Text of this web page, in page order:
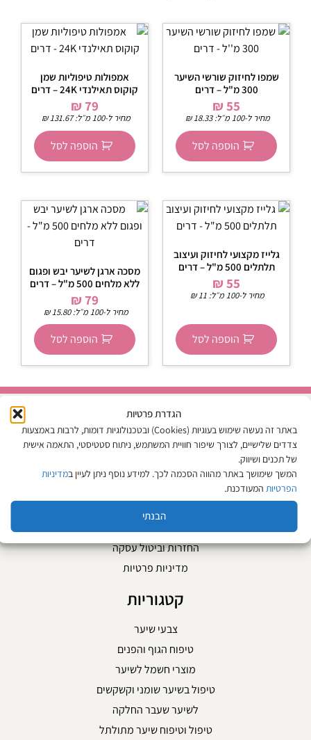
הגדרת פרטיות
באתר זה נעשה שימוש בעוגיות (Cookies) ובטכנולוגיות דומות, לרבות באמצעות
צדדים שלישיים, לצורך שיפור חוויית המשתמש, ניתוח סטטיסטי, התאמה אישית
של תכנים ושיווק.
המשך שימושך באתר מהווה הסכמה לכך. למידע נוסף ניתן לעיין במדיניות
הפרטיותהמעודכנת.
הבנתי
שמפו לחיזוק שורשי השיער
300 מ"ל – דרים
₪55
מחיר ל-100 מ״ל: ₪18.33
הוספה לסל
אמפולות טיפוליות שמן
קוקוס תאילנדי 24K – דרים
₪ 79
מחיר ל-100 מ״ל: ₪131.67
הוספה לסל
גלייז מקצועי לחיזוק ועיצוב
תלתלים 500 מ"ל – דרים
₪55
מחיר ל-100 מ״ל: ₪11
הוספה לסל
מסכה ארגן לשיער יבש ופגום
ללא מלחים 500 מ"ל – דרים
₪ 79
מחיר ל-100 מ״ל: ₪15.80
הוספה לסל
מפת האתר
אודות
החזרות וביטול עסקה
מדיניות פרטיות
קטגוריות
צבעי שיער
טיפוח הגוף והפנים
מוצרי חשמל לשיער
טיפול בשיער שומני וקשקשים
לשיער שעבר החלקה
טיפול וטיפוח שיער מתולתל